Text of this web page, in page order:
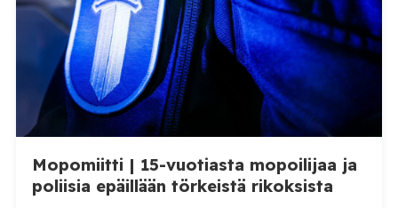
Mopomiitti | 15-vuotiasta mopoilijaa ja
poliisia epäillään törkeistä rikoksista